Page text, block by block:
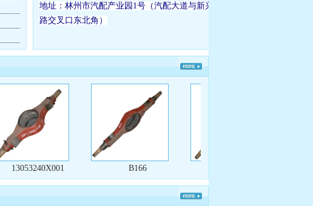
地址：林州市汽配产业园1号（汽配大道与新兴
路交叉口东北角）
13053240X001 B166